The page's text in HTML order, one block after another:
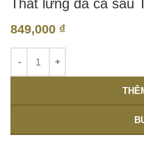
Thắt lưng da cá sấu
849,000 ₫